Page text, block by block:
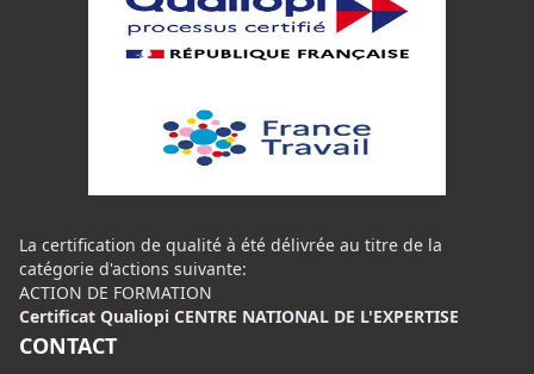
La certification de qualité à été délivrée au titre de la
catégorie d'actions suivante:
ACTION DE FORMATION
Certificat Qualiopi CENTRE NATIONAL DE L'EXPERTISE
CONTACT